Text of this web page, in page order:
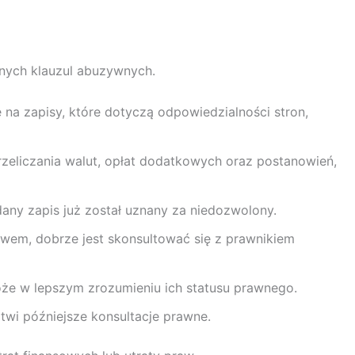
klauzul abuzywnych.
zapisy, które dotyczą odpowiedzialności stron,
walut, opłat dodatkowych oraz postanowień,
zapis już został uznany za niedozwolony.
dobrze jest skonsultować się z prawnikiem
w lepszym zrozumieniu ich statusu prawnego.
późniejsze konsultacje prawne.